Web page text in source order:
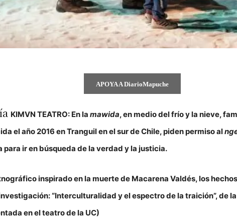
APOYA A DiarioMapuche
KIMVN TEATRO: En lamawida, en medio del frío y la nieve,
el año 2016 en Tranguil en el sur de Chile, piden permiso al
ir en búsqueda de la verdad y la justicia.
inspirado en la muerte de Macarena Valdés, los
“Interculturalidad y el espectro de la traición”, de
en el teatro de la UC)